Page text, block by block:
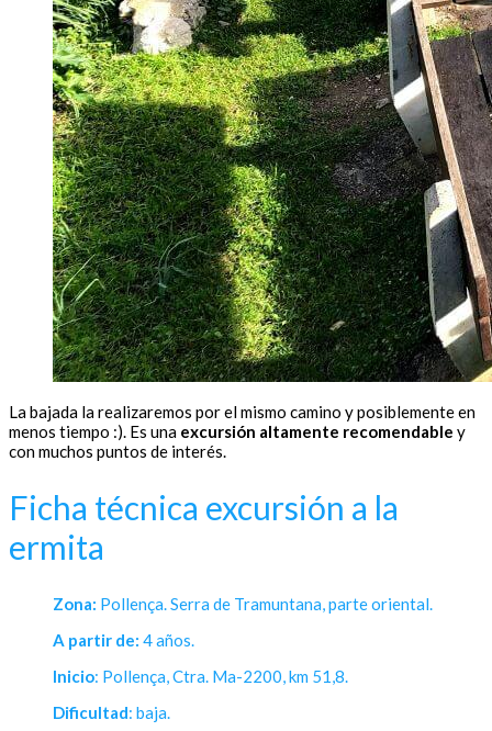
La bajada la realizaremos por el mismo camino y posiblemente en
menos tiempo :). Es una excursión altamente recomendable y
con muchos puntos de interés.
Ficha técnica excursión a la
ermita
Zona: Pollença. Serra de Tramuntana, parte oriental.
A partir de: 4 años.
Inicio: Pollença, Ctra. Ma-2200, km 51,8.
Dificultad: baja.